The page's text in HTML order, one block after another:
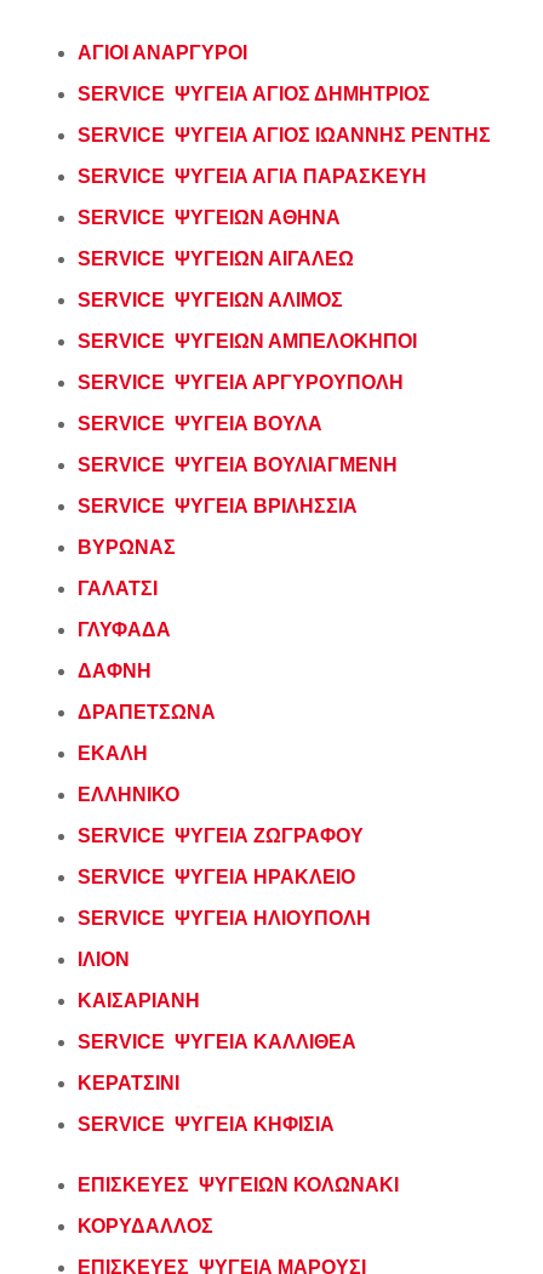
ΑΓΙΟΙ ΑΝΑΡΓΥΡΟΙ
SERVICE ΨΥΓΕΙΑ ΑΓΙΟΣ ΔΗΜΗΤΡΙΟΣ
SERVICE ΨΥΓΕΙΑ ΑΓΙΟΣ ΙΩΑΝΝΗΣ ΡΕΝΤΗΣ
SERVICE ΨΥΓΕΙΑ ΑΓΙΑ ΠΑΡΑΣΚΕΥΗ
SERVICE ΨΥΓΕΙΩΝ ΑΘΗΝΑ
SERVICE ΨΥΓΕΙΩΝ ΑΙΓΑΛΕΩ
SERVICE ΨΥΓΕΙΩΝ ΑΛΙΜΟΣ
SERVICE ΨΥΓΕΙΩΝ ΑΜΠΕΛΟΚΗΠΟΙ
SERVICE ΨΥΓΕΙΑ ΑΡΓΥΡΟΥΠΟΛΗ
SERVICE ΨΥΓΕΙΑ ΒΟΥΛΑ
SERVICE ΨΥΓΕΙΑ ΒΟΥΛΙΑΓΜΕΝΗ
SERVICE ΨΥΓΕΙΑ ΒΡΙΛΗΣΣΙΑ
ΒΥΡΩΝΑΣ
ΓΑΛΑΤΣΙ
ΓΛΥΦΑΔΑ
ΔΑΦΝΗ
ΔΡΑΠΕΤΣΩΝΑ
ΕΚΑΛΗ
ΕΛΛΗΝΙΚΟ
SERVICE ΨΥΓΕΙΑ ΖΩΓΡΑΦΟΥ
SERVICE ΨΥΓΕΙΑ ΗΡΑΚΛΕΙΟ
SERVICE ΨΥΓΕΙΑ ΗΛΙΟΥΠΟΛΗ
ΙΛΙΟΝ
ΚΑΙΣΑΡΙΑΝΗ
SERVICE ΨΥΓΕΙΑ ΚΑΛΛΙΘΕΑ
ΚΕΡΑΤΣΙΝΙ
SERVICE ΨΥΓΕΙΑ ΚΗΦΙΣΙΑ
ΕΠΙΣΚΕΥΕΣ ΨΥΓΕΙΩΝ ΚΟΛΩΝΑΚΙ
ΚΟΡΥΔΑΛΛΟΣ
ΕΠΙΣΚΕΥΕΣ ΨΥΓΕΙΑ ΜΑΡΟΥΣΙ